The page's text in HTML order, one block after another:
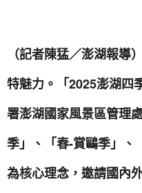
（記者陳猛／澎湖報
特魅力。「2025澎湖四
署澎湖國家風景區管理
季」、「春-賞鷗季」、
為核心理念，邀請國內